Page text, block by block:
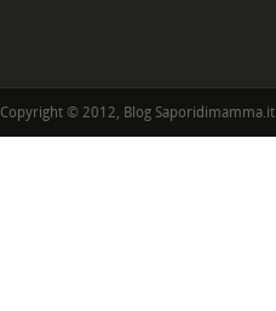
Copyright © 2012, Blog Saporidimamma.it